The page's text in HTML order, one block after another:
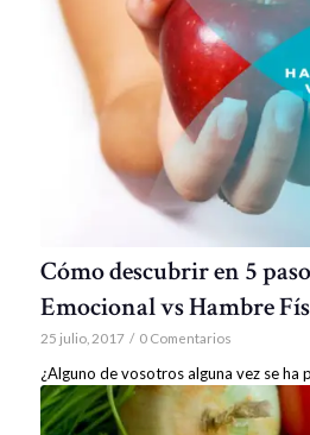
Cómo descubrir en 5
Emocional vs Hambre
25 julio, 2017 / 0 Comentarios
¿Alguno de vosotros alguna vez se ha